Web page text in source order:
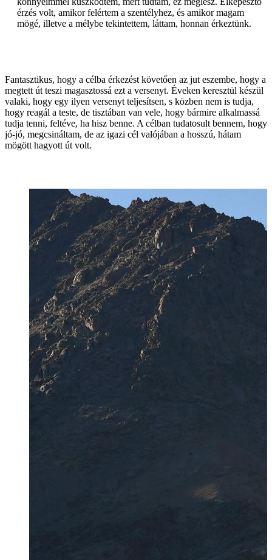
érzés volt, amikor felértem a szentélyhez, és amikor magam
mögé, illetve a mélybe tekintettem, láttam, honnan érkeztünk.
Fantasztikus, hogy a célba érkezést követően az jut eszembe, hogy a
megtett út teszi magasztossá ezt a versenyt. Éveken keresztül készül
valaki, hogy egy ilyen versenyt teljesítsen, s közben nem is tudja,
hogy reagál a teste, de tisztában van vele, hogy bármire alkalmassá
tudja tenni, feltéve, ha hisz benne. A célban tudatosult bennem, hogy
jó-jó, megcsináltam, de az igazi cél valójában a hosszú, hátam
mögött hagyott út volt.